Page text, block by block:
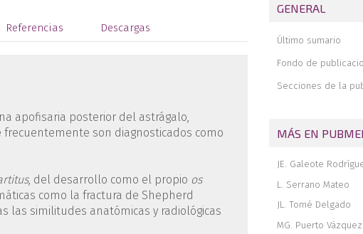
Referencias Descargas
apofisaria posterior del astrágalo,
son diagnosticados como
, del desarrollo como el propio os
como la fractura de Shepherd
las similitudes anatómicas y radiológicas
Metatarsalgia de
Reconstrucción del
mediante la
propósito de un
literatura
Luxación aguda
propósito de un
bibliográfica
Comentarios al
publicación de las
Medicina y Cirugía
GENERAL
Último sumario
Fondo de
Secciones de la
MÁS EN
JE. Galeote
L. Serrano Mateo
JL. Tomé Delgado
MG. Puerto Vázquez